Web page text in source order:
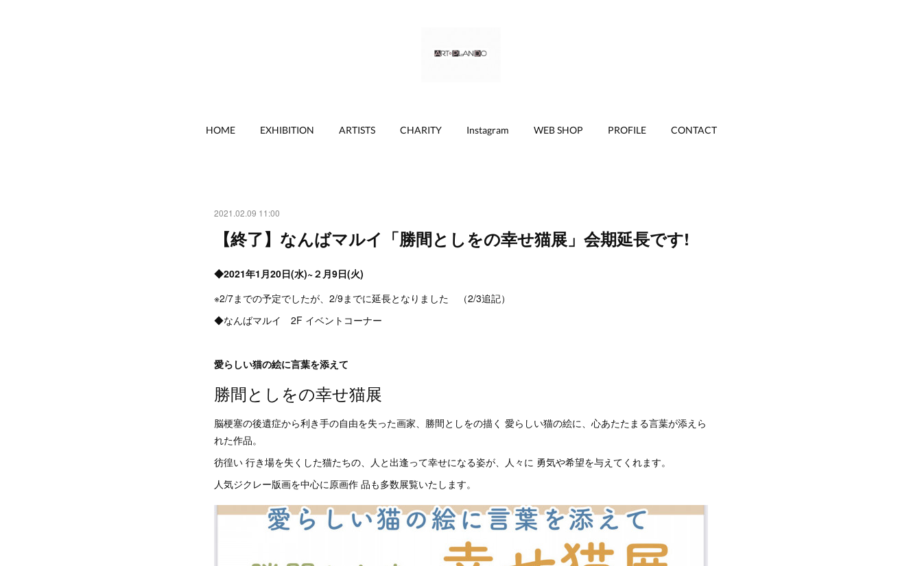
HOME EXHIBITION ARTISTS CHARITY Instagram WEB SHOP PROFILE CONTACT
2021.02.09 11:00
【終了】なんばマルイ「勝間としをの幸せ猫展」会期延長です!
◆2021年1月20日(水)~２月9日(火)
※2/7までの予定でしたが、2/9までに延長となりました （2/3追記）
◆なんばマルイ 2F イベントコーナー
愛らしい猫の絵に言葉を添えて
勝間としをの幸せ猫展
脳梗塞の後遺症から利き手の自由を失った画家、勝間としをの描く 愛らしい猫の絵に、心あたたまる言葉が添えら
れた作品。
彷徨い 行き場を失くした猫たちの、人と出逢って幸せになる姿が、人々に 勇気や希望を与えてくれます。
人気ジクレー版画を中心に原画作 品も多数展覧いたします。